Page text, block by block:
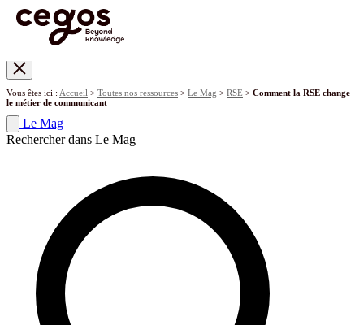
Vous êtes ici : Accueil > Toutes nos ressources > Le Mag > RSE > Comment la RSE change
le métier de communicant
Le Mag
Rechercher dans Le Mag